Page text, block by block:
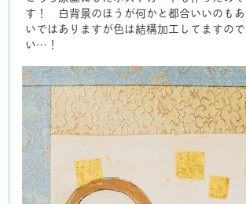
す！ 白背景のほうが何かと都合いいのも
いではありますが色は結構加工してますの
い…！